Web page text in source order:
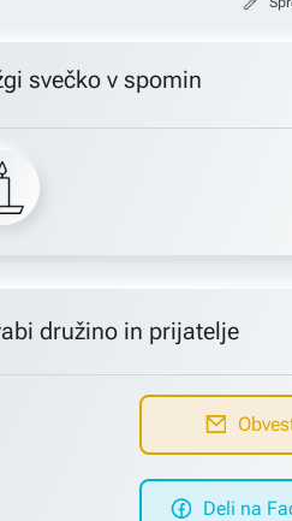
svečko v spomin
družino in prijatelje
Deli na